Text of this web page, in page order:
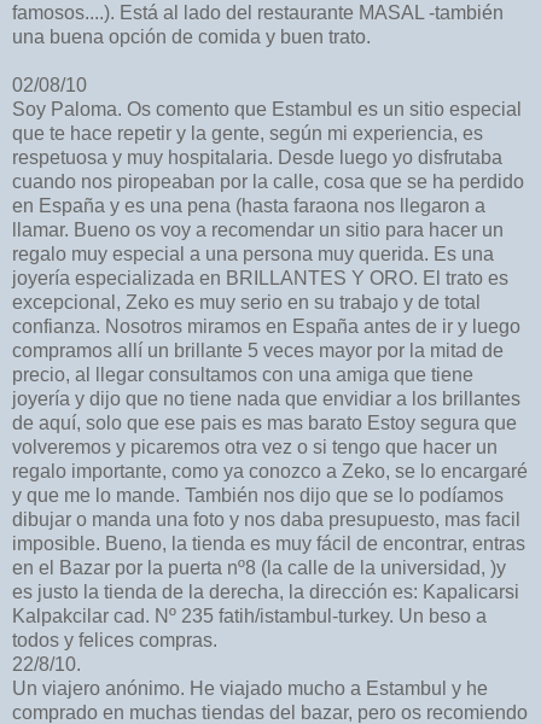
famosos....). Está al lado del restaurante MASAL -también
una buena opción de comida y buen trato.
02/08/10
Soy Paloma. Os comento que Estambul es un sitio especial
que te hace repetir y la gente, según mi experiencia, es
respetuosa y muy hospitalaria. Desde luego yo disfrutaba
cuando nos piropeaban por la calle, cosa que se ha perdido
en España y es una pena (hasta faraona nos llegaron a
llamar. Bueno os voy a recomendar un sitio para hacer un
regalo muy especial a una persona muy querida. Es una
joyería especializada en BRILLANTES Y ORO. El trato es
excepcional, Zeko es muy serio en su trabajo y de total
confianza. Nosotros miramos en España antes de ir y luego
compramos allí un brillante 5 veces mayor por la mitad de
precio, al llegar consultamos con una amiga que tiene
joyería y dijo que no tiene nada que envidiar a los brillantes
de aquí, solo que ese pais es mas barato Estoy segura que
volveremos y picaremos otra vez o si tengo que hacer un
regalo importante, como ya conozco a Zeko, se lo encargaré
y que me lo mande. También nos dijo que se lo podíamos
dibujar o manda una foto y nos daba presupuesto, mas facil
imposible. Bueno, la tienda es muy fácil de encontrar, entras
en el Bazar por la puerta nº8 (la calle de la universidad, )y
es justo la tienda de la derecha, la dirección es: Kapalicarsi
Kalpakcilar cad. Nº 235 fatih/istambul-turkey. Un beso a
todos y felices compras.
22/8/10.
Un viajero anónimo. He viajado mucho a Estambul y he
comprado en muchas tiendas del bazar, pero os recomiendo